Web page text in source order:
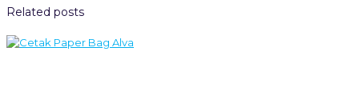
Related posts